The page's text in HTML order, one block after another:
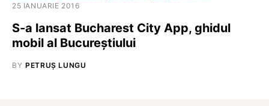
25 IANUARIE 2016
S-a lansat Bucharest City App, ghidul
mobil al Bucureștiului
BY PETRUȘ LUNGU